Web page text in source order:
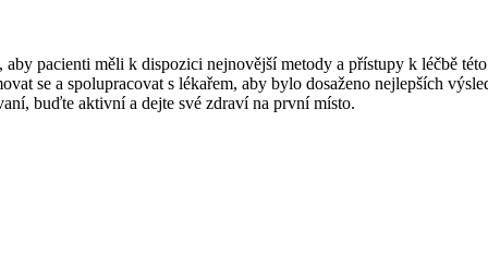
pacienti měli k dispozici nejnovější metody a přístupy k léčbě
se a spolupracovat s lékařem, aby bylo dosaženo nejlepších
buďte aktivní a dejte své zdraví na první místo.